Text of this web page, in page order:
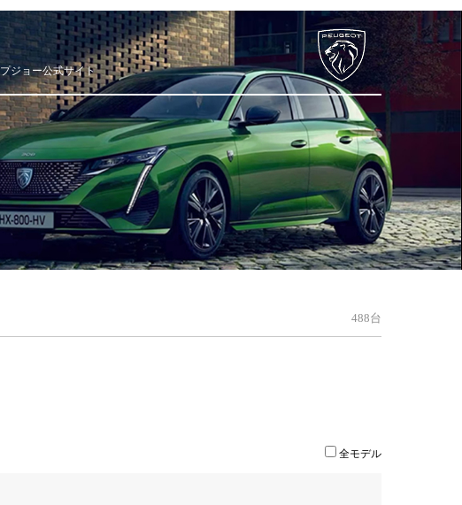
プジョー公式サイト
488台
全モデル